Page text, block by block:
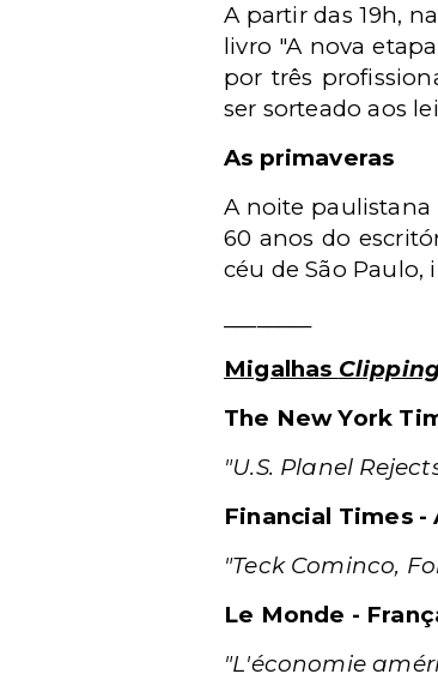
A partir das 19h,
livro "A nova
por três
ser sorteado aos
As primaveras
A noite paulistana
60 anos do
céu de São Paulo,
Migalhas
The New York
"U.S. Planel
Financial Times -
"Teck Cominco,
Le Monde -
"L'économie